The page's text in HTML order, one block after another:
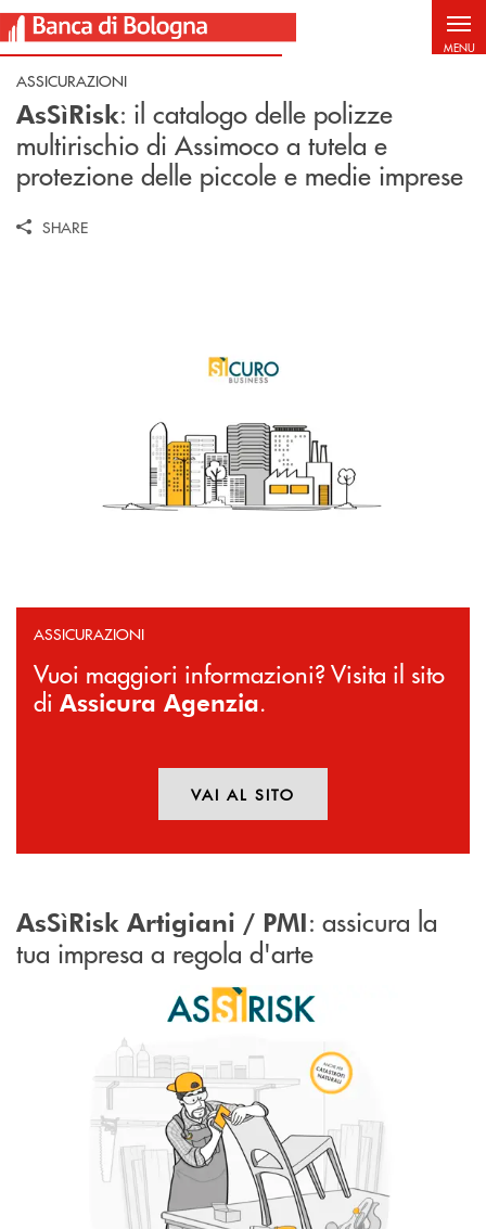
Salta al contenuto principale
MENU
ASSICURAZIONI
AsSìRisk: il catalogo delle polizze
multirischio di Assimoco a tutela e
protezione delle piccole e medie imprese
SHARE
ASSICURAZIONI
Vuoi maggiori informazioni? Visita il sito
di Assicura Agenzia.
VAI AL SITO
AsSìRisk Artigiani / PMI: assicura la
tua impresa a regola d'arte